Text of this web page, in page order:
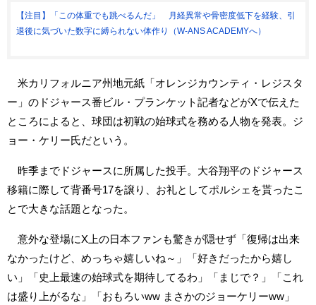
【注目】「この体重でも跳べるんだ」 月経異常や骨密度低下を経験、引
退後に気づいた数字に縛られない体作り（W-ANS ACADEMYへ）
米カリフォルニア州地元紙「オレンジカウンティ・レジスタ
ー」のドジャース番ビル・プランケット記者などがXで伝えた
ところによると、球団は初戦の始球式を務める人物を発表。ジ
ョー・ケリー氏だという。
昨季までドジャースに所属した投手。大谷翔平のドジャース
移籍に際して背番号17を譲り、お礼としてポルシェを貰ったこ
とで大きな話題となった。
意外な登場にX上の日本ファンも驚きが隠せず「復帰は出来
なかったけど、めっちゃ嬉しいね～」「好きだったから嬉し
い」「史上最速の始球式を期待してるわ」「まじで？」「これ
は盛り上がるな」「おもろいww まさかのジョーケリーww」